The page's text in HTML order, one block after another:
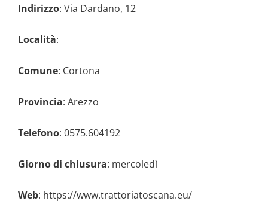
Indirizzo: Via Dardano, 12
Località:
Comune: Cortona
Provincia: Arezzo
Telefono: 0575.604192
Giorno di chiusura: mercoledì
Web: https://www.trattoriatoscana.eu/